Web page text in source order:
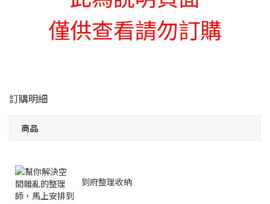
僅供查看請勿訂購
訂購明細
商品
到府整理收納